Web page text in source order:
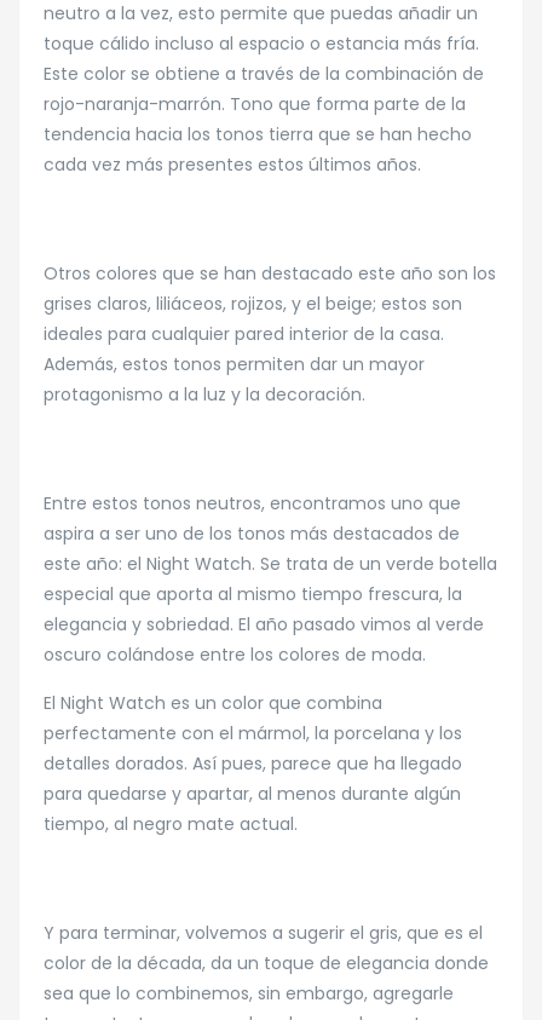
neutro a la vez, esto permite que puedas añadir un
toque cálido incluso al espacio o estancia más fría.
Este color se obtiene a través de la combinación de
rojo-naranja-marrón. Tono que forma parte de la
tendencia hacia los tonos tierra que se han hecho
cada vez más presentes estos últimos años.
Otros colores que se han destacado este año son los
grises claros, liliáceos, rojizos, y el beige; estos son
ideales para cualquier pared interior de la casa.
Además, estos tonos permiten dar un mayor
protagonismo a la luz y la decoración.
Entre estos tonos neutros, encontramos uno que
aspira a ser uno de los tonos más destacados de
este año: el Night Watch. Se trata de un verde botella
especial que aporta al mismo tiempo frescura, la
elegancia y sobriedad. El año pasado vimos al verde
oscuro colándose entre los colores de moda.
El Night Watch es un color que combina
perfectamente con el mármol, la porcelana y los
detalles dorados. Así pues, parece que ha llegado
para quedarse y apartar, al menos durante algún
tiempo, al negro mate actual.
Y para terminar, volvemos a sugerir el gris, que es el
color de la década, da un toque de elegancia donde
sea que lo combinemos, sin embargo, agregarle